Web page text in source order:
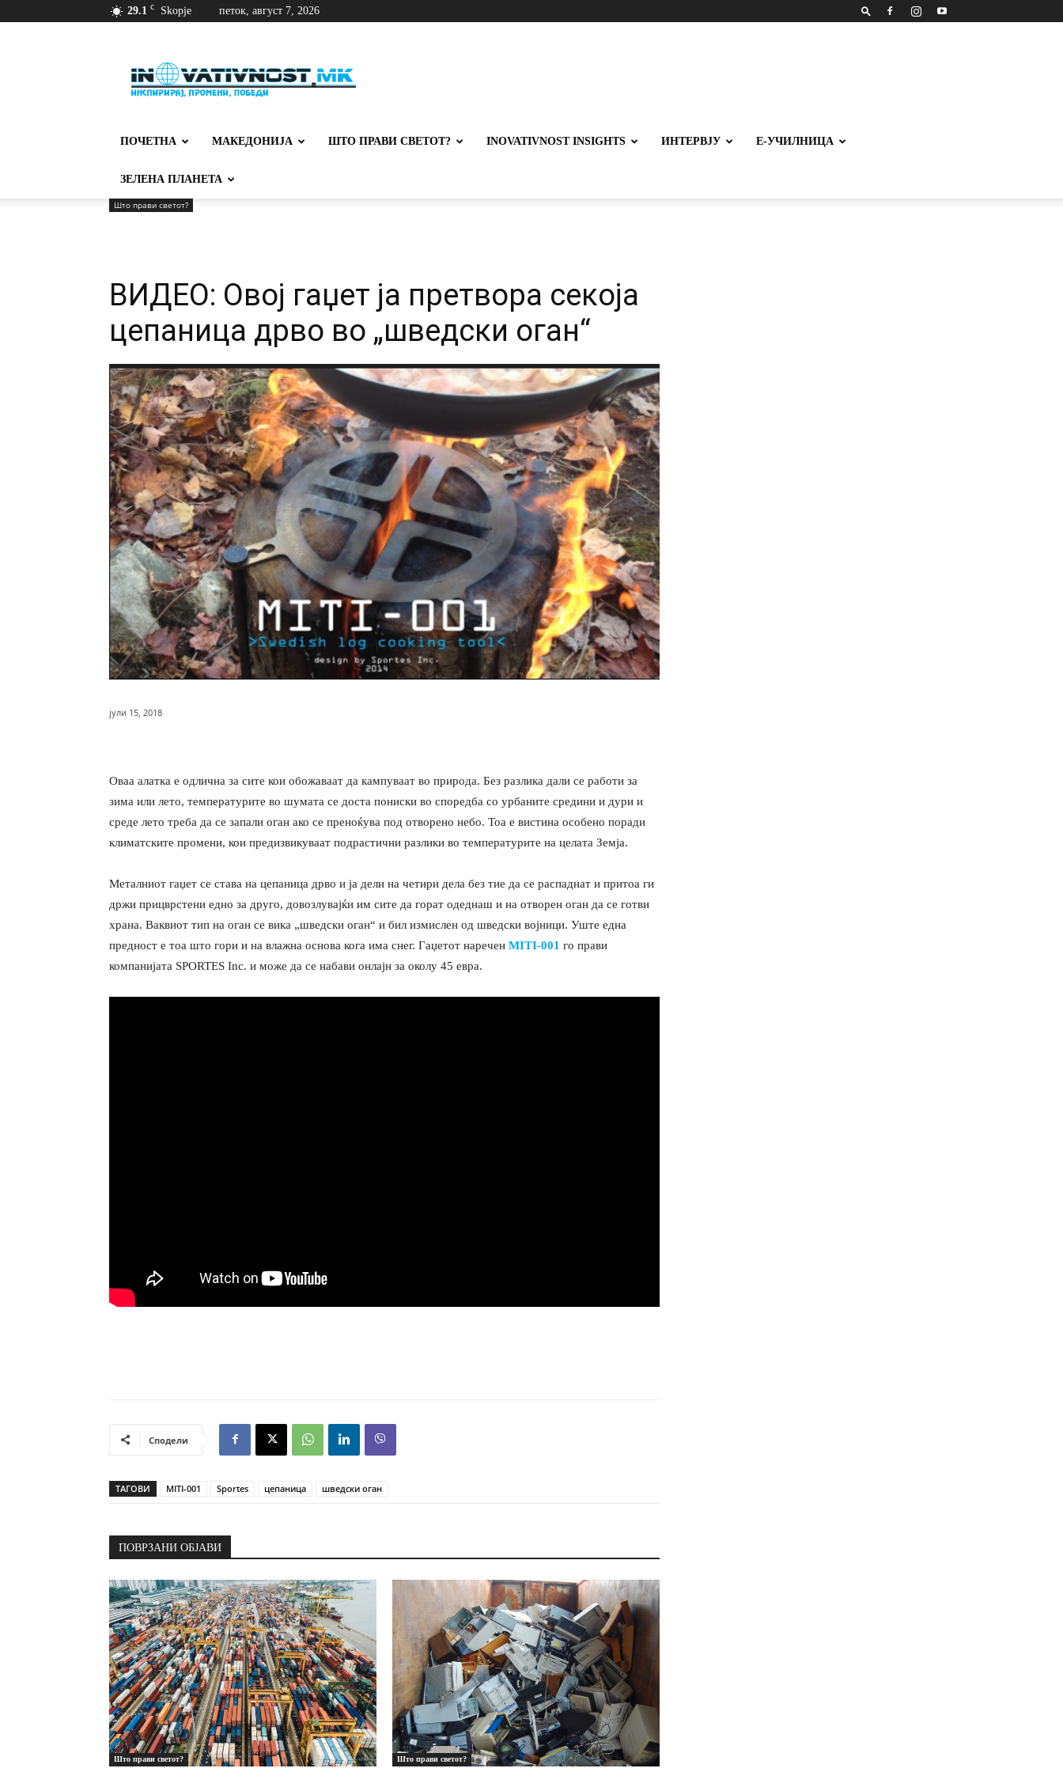
29.1 C Skopje петок, август 7, 2026
ПОЧЕТНА МАКЕДОНИЈА ШТО ПРАВИ СВЕТОТ? INOVATIVNOST INSIGHTS ИНТЕРВЈУ Е-УЧИЛНИЦА
ЗЕЛЕНА ПЛАНЕТА
Што прави светот?
ВИДЕО: Овој гаџет ја претвора секоја
цепаница дрво во „шведски оган“
јули 15, 2018
Оваа алатка е одлична за сите кои обожаваат да кампуваат во природа. Без разлика дали се работи за
зима или лето, температурите во шумата се доста пониски во споредба со урбаните средини и дури и
среде лето треба да се запали оган ако се преноќува под отворено небо. Тоа е вистина особено поради
климатските промени, кои предизвикуваат подрастични разлики во температурите на целата Земја.
Металниот гаџет се става на цепаница дрво и ја дели на четири дела без тие да се распаднат и притоа ги
држи прицврстени едно за друго, довозлувајќи им сите да горат одеднаш и на отворен оган да се готви
храна. Ваквиот тип на оган се вика „шведски оган“ и бил измислен од шведски војници. Уште една
предност е тоа што гори и на влажна основа кога има снег. Гаџетот наречен MITI-001 го прави
компанијата SPORTES Inc. и може да се набави онлајн за околу 45 евра.
Сподели
ТАГОВИ MITI-001 Sportes цепаница шведски оган
ПОВРЗАНИ ОБЈАВИ
Што прави светот? Што прави светот?